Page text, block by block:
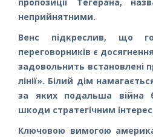
неприйнятними.
Венс підкреслив, що
переговорників є
задовольнить встановлені
лінії». Білий дім
за яких подальша війна
шкоди стратегічним
Ключовою вимогою